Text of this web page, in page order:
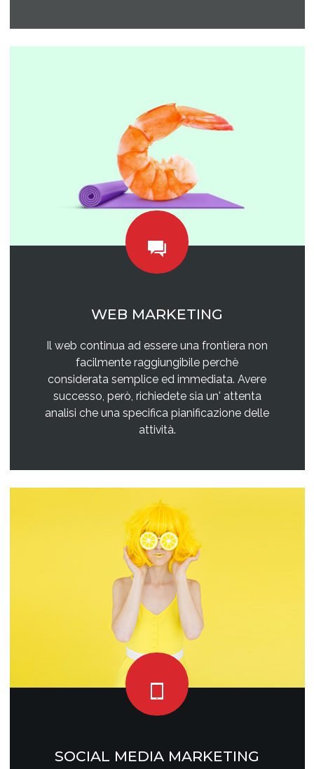
WEB MARKETING
Il web continua ad essere una frontiera non
facilmente raggiungibile perchè
considerata semplice ed immediata. Avere
successo, però, richiedete sia un' attenta
analisi che una specifica pianificazione delle
attività.
SOCIAL MEDIA MARKETING